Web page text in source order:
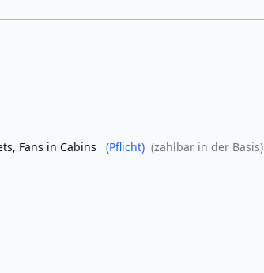
Fans in Cabins
(Pflicht) (zahlbar in der Basis)